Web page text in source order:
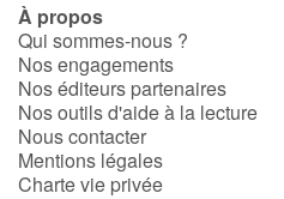
À propos
Qui sommes-nous ?
Nos engagements
Nos éditeurs partenaires
Nos outils d'aide à la lecture
Nous contacter
Mentions légales
Charte vie privée